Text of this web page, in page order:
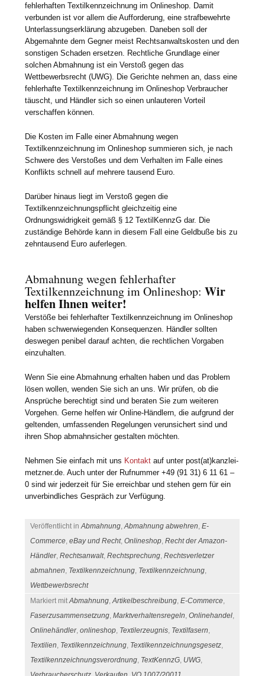
fehlerhaften Textilkennzeichnung im Onlineshop. Damit
verbunden ist vor allem die Aufforderung, eine strafbewehrte
Unterlassungserklärung abzugeben. Daneben soll der
Abgemahnte dem Gegner meist Rechtsanwaltskosten und den
sonstigen Schaden ersetzen. Rechtliche Grundlage einer
solchen Abmahnung ist ein Verstoß gegen das
Wettbewerbsrecht (UWG). Die Gerichte nehmen an, dass eine
fehlerhafte Textilkennzeichnung im Onlineshop Verbraucher
täuscht, und Händler sich so einen unlauteren Vorteil
verschaffen können.
Die Kosten im Falle einer Abmahnung wegen
Textilkennzeichnung im Onlineshop summieren sich, je nach
Schwere des Verstoßes und dem Verhalten im Falle eines
Konflikts schnell auf mehrere tausend Euro.
Darüber hinaus liegt im Verstoß gegen die
Textilkennzeichnungspflicht gleichzeitig eine
Ordnungswidrigkeit gemäß § 12 TextilKennzG dar. Die
zuständige Behörde kann in diesem Fall eine Geldbuße bis zu
zehntausend Euro auferlegen.
Abmahnung wegen fehlerhafter
Textilkennzeichnung im Onlineshop:Wir
helfen Ihnen weiter!
Verstöße bei fehlerhafter Textilkennzeichnung im Onlineshop
haben schwerwiegenden Konsequenzen. Händler sollten
deswegen penibel darauf achten, die rechtlichen Vorgaben
einzuhalten.
Wenn Sie eine Abmahnung erhalten haben und das Problem
lösen wollen, wenden Sie sich an uns. Wir prüfen, ob die
Ansprüche berechtigt sind und beraten Sie zum weiteren
Vorgehen. Gerne helfen wir Online-Händlern, die aufgrund der
geltenden, umfassenden Regelungen verunsichert sind und
ihren Shop abmahnsicher gestalten möchten.
Nehmen Sie einfach mit uns Kontakt auf unter post(at)kanzlei-
metzner.de. Auch unter der Rufnummer +49 (91 31) 6 11 61 –
0 sind wir jederzeit für Sie erreichbar und stehen gern für ein
unverbindliches Gespräch zur Verfügung.
Veröffentlicht inAbmahnung,Abmahnung abwehren,E-
Commerce,eBay und Recht,Onlineshop,Recht der Amazon-
Händler,Rechtsanwalt,Rechtsprechung,Rechtsverletzer
abmahnen, Textilkennzeichnung, Textilkennzeichnung,
Wettbewerbsrecht
Markiert mitAbmahnung,Artikelbeschreibung,E-Commerce,
Faserzusammensetzung,Marktverhaltensregeln,Onlinehandel,
Onlinehändler,onlineshop, Textilerzeugnis, Textilfasern,
Textilien, Textilkennzeichnung, Textilkennzeichnungsgesetz,
Textilkennzeichnungsverordnung, TextKennzG, UWG,